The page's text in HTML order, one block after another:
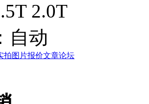
2.0T
自动
拍图片报价文章论坛